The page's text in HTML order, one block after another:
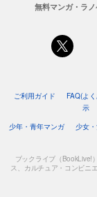
無料マンガ・ラ
ご利用ガイド FAQ(よ
示
少年・青年マンガ
少女
ブックライブ（BookLive!
ス、カルチュア・コンビニ